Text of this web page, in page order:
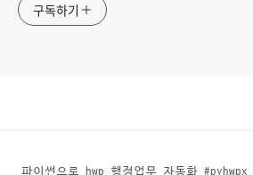
구독하기
파이썬으로 hwp 행정업무 자동화 #pyhwpx